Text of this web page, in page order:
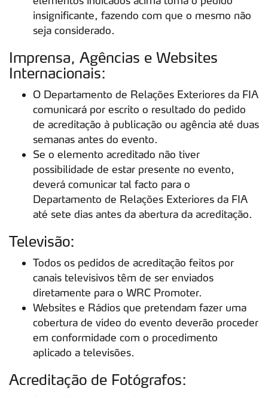
insignificante, fazendo com que o mesmo não
seja considerado.
Imprensa, Agências e Websites
Internacionais:
O Departamento de Relações Exteriores da FIA
comunicará por escrito o resultado do pedido
de acreditação à publicação ou agência até duas
semanas antes do evento.
Se o elemento acreditado não tiver
possibilidade de estar presente no evento,
deverá comunicar tal facto para o
Departamento de Relações Exteriores da FIA
até sete dias antes da abertura da acreditação.
Televisão:
Todos os pedidos de acreditação feitos por
canais televisivos têm de ser enviados
diretamente para o WRC Promoter.
Websites e Rádios que pretendam fazer uma
cobertura de vídeo do evento deverão proceder
em conformidade com o procedimento
aplicado a televisões.
Acreditação de Fotógrafos: